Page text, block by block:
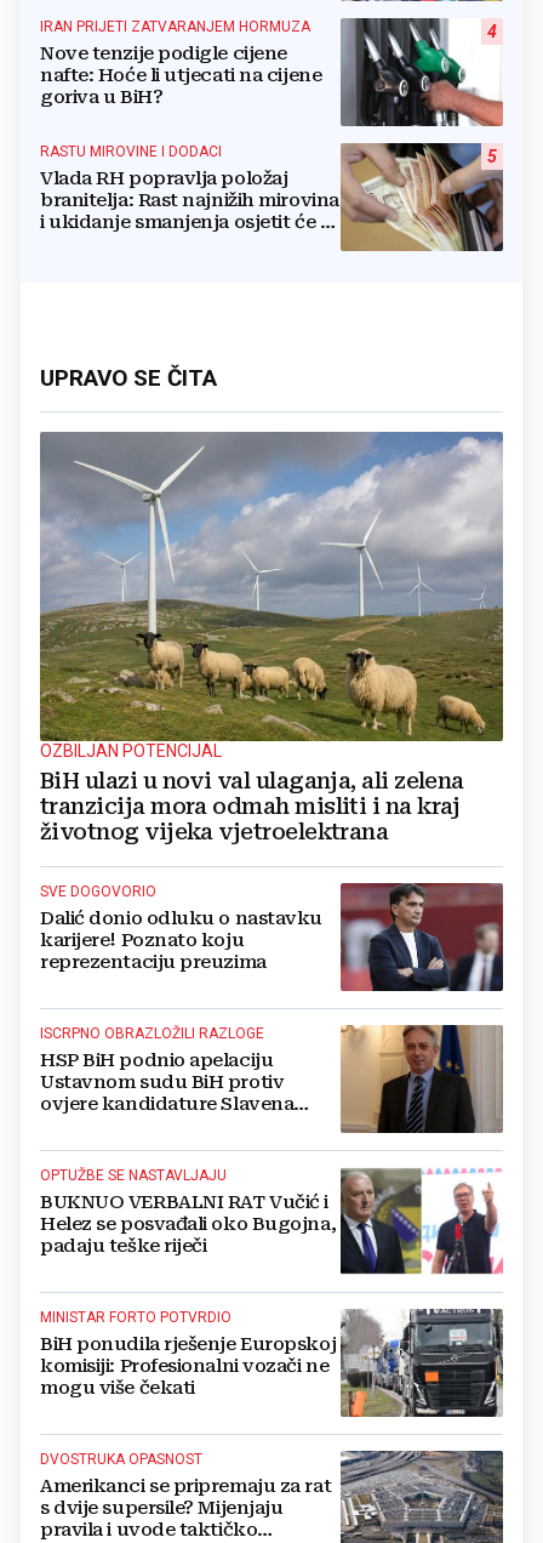
4
IRAN PRIJETI ZATVARANJEM HORMUZA
Nove tenzije podigle cijene
nafte: Hoće li utjecati na cijene
goriva u BiH?
5
RASTU MIROVINE I DODACI
Vlada RH popravlja položaj
branitelja: Rast najnižih mirovina
i ukidanje smanjenja osjetit će se
UPRAVO SE ČITA
OZBILJAN POTENCIJAL
BiH ulazi u novi val ulaganja, ali zelena
tranzicija mora odmah misliti i na kraj
životnog vijeka vjetroelektrana
SVE DOGOVORIO
Dalić donio odluku o nastavku
karijere! Poznato koju
reprezentaciju preuzima
ISCRPNO OBRAZLOŽILI RAZLOGE
HSP BiH podnio apelaciju
Ustavnom sudu BiH protiv
ovjere kandidature Slavena
OPTUŽBE SE NASTAVLJAJU
BUKNUO VERBALNI RAT Vučić i
Helez se posvađali oko Bugojna,
padaju teške riječi
MINISTAR FORTO POTVRDIO
BiH ponudila rješenje Europskoj
komisiji: Profesionalni vozači ne
mogu više čekati
DVOSTRUKA OPASNOST
Amerikanci se pripremaju za rat
s dvije supersile? Mijenjaju
pravila i uvode taktičko